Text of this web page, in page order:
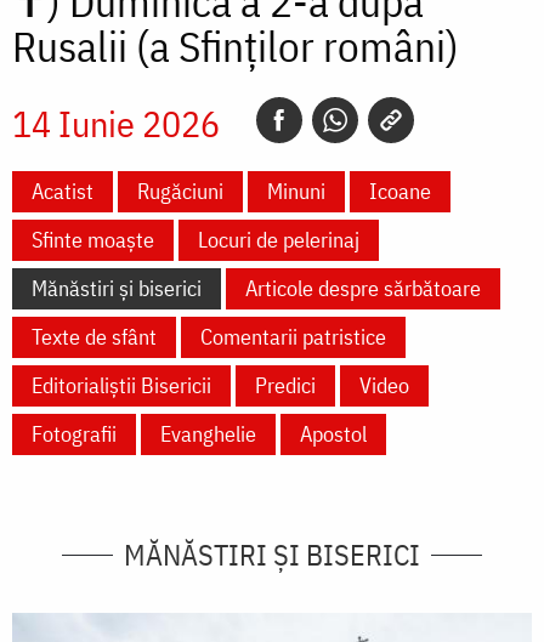
Rusalii (a Sfinților români)
14 Iunie 2026
Acatist Rugăciuni Minuni
Icoane
Sfinte moaște
Locuri de pelerinaj
Mănăstiri și biserici
Articole despre sărbătoare
Texte de sfânt
Comentarii patristice
Editorialiștii Bisericii
Predici
Video
Fotografii
Evanghelie Apostol
MĂNĂSTIRI ȘI BISERICI